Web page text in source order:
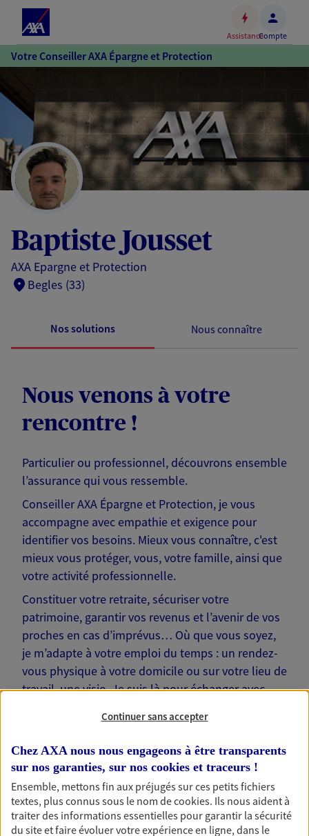
Accéder
au
Accéder
au
pied
de
page
AssistanceCompte
Votre Conseiller AXA Épargne et Protection
Baptiste Jousset
AXA Epargne et Protection
Begles (33)
Nos solutions Nous connaître
Nous venons à votre
rencontre !
Particulier ou professionnel, découvrons ensemble
l’assurance qui vous ressemble.
Conseiller AXA Épargne et Protection, je vous
accompagne avec empathie et exigence pour
identifier vos besoins. Mieux vous connaître, c'est
mieux vous protéger, vous, votre famille, ainsi que
votre activité professionnelle.
Constituer votre retraite, sécuriser votre
patrimoine, garantir vos revenus et l’avenir de vos
proches en cas d’imprévus… Où que vous soyez,
je m’adapte à votre emploi du temps : un rendez-
vous physique à votre domicile ou sur votre lieu de
travail, une visio. Je suis là pour échanger avec
Nos offres phares
Continuer sans accepter
Chez AXA nous nous engageons à être transparents
sur nos garanties, sur nos cookies et traceurs !
Ensemble, mettons fin aux préjugés sur ces petits fichiers
textes, plus connus sous le nom decookies. Ils nous aident à
traiter des informations essentielles pour garantir la sécurité
du site et faire évoluer votre expérience en ligne, dans le